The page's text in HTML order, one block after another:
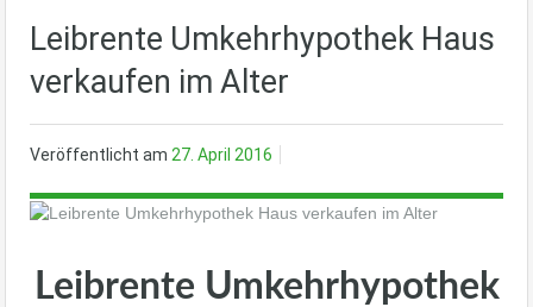
Leibrente Umkehrhypothek Haus
verkaufen im Alter
Veröffentlicht am 27. April 2016
Leibrente Umkehrhypothek